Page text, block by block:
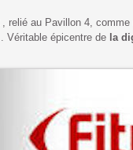
, relié au Pavillon 4,
. Véritable épicentre de la